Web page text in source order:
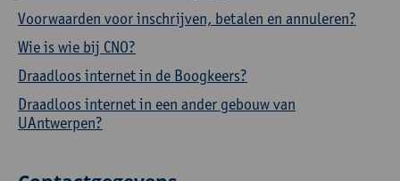
Voorwaarden voor inschrijven, betalen en annuleren?
Wie is wie bij CNO?
Draadloos internet in de Boogkeers?
Draadloos internet in een ander gebouw van
UAntwerpen?